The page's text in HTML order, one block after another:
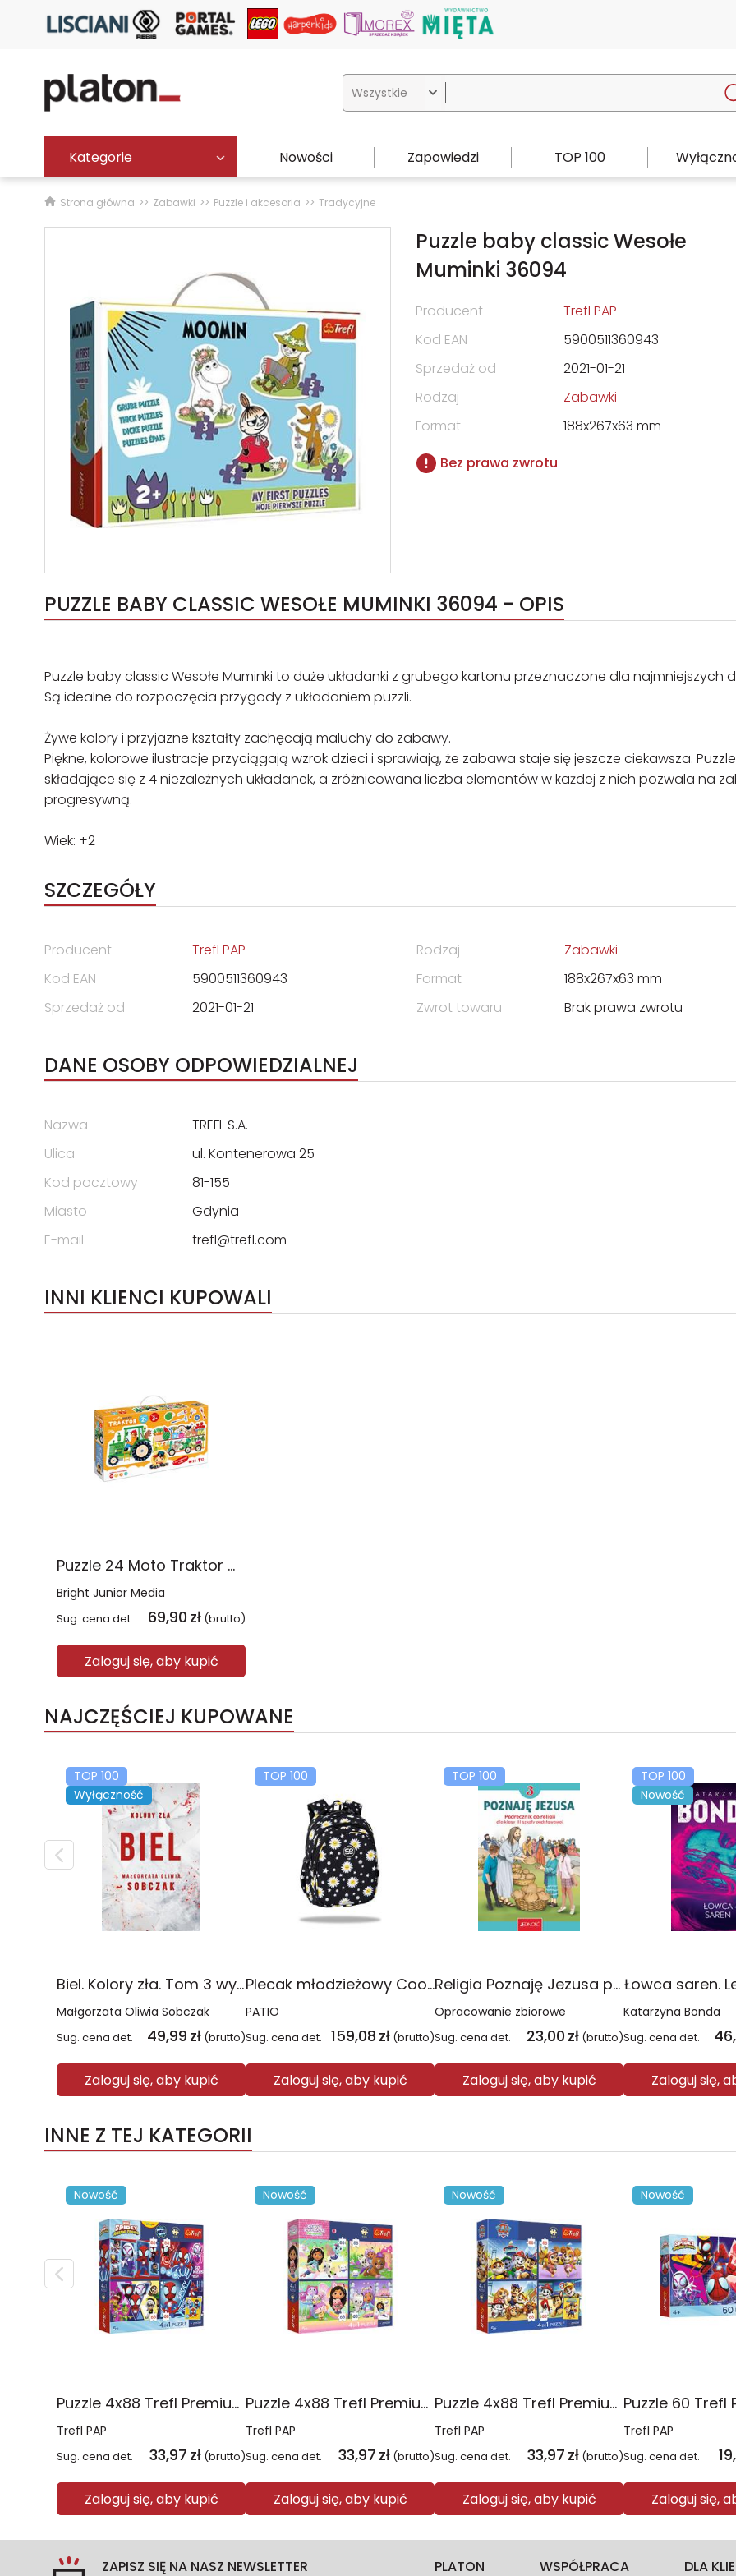

Kategorie Nowości Zapowiedzi TOP 100
Strona główna Zabawki Puzzle i akcesoria Tradycyjne
Puzzle baby classic Wesołe
Muminki 36094
Producent
Trefl PAP
Kod EAN
5900511360943
Sprzedaż od
2021-01-21
Rodzaj
Zabawki
Format
188x267x63 mm
Bez prawa zwrotu
PUZZLE BABY CLASSIC WESOŁE MUMINKI 36094 - OPIS
Puzzle baby classic Wesołe Muminki to duże układanki z grubego kartonu przeznaczone dla najmniejszych
Są idealne do rozpoczęcia przygody z układaniem puzzli.
Żywe kolory i przyjazne kształty zachęcają maluchy do zabawy.
Piękne, kolorowe ilustracje przyciągają wzrok dzieci i sprawiają, że zabawa staje się jeszcze ciekawsza. Puzzle
składające się z 4 niezależnych układanek, a zróżnicowana liczba elementów w każdej z nich pozwala na
progresywną.
Wiek: +2
SZCZEGÓŁY
Producent
Trefl PAP
Kod EAN
5900511360943
Sprzedaż od
2021-01-21
Rodzaj
Zabawki
Format
188x267x63 mm
Zwrot towaru
Brak prawa zwrotu
DANE OSOBY ODPOWIEDZIALNEJ
Nazwa
TREFL S.A.
Ulica
ul. Kontenerowa 25
Kod pocztowy
81-155
Miasto
Gdynia
E-mail
trefl@trefl.com
INNI KLIENCI KUPOWALI
Puzzle 24 Moto Traktor CzuCzu
Bright Junior Media
Sug. cena det. 69,90 zł (brutto)
Zaloguj się, aby kupić
NAJCZĘŚCIEJ KUPOWANE
TOP 100
Wyłączność
Biel. Kolory zła. Tom 3 wyd. 2025
Małgorzata Oliwia Sobczak
Sug. cena det. 49,99 zł (brutto)
Zaloguj się, aby kupić
TOP 100
Plecak młodzieżowy Coolpack Jerry Daisy Black
PATIO
Sug. cena det. 159,08 zł (brutto)
Zaloguj się, aby kupić
TOP 100
Religia Poznaję Jezusa podręcznik dla klasy 3 szkoły podstawowej
Opracowanie zbiorowe
Sug. cena det. 23,00 zł (brutto)
Zaloguj się, aby kupić
TOP 100
Nowość
Łowca saren.
Katarzyna Bonda
Sug. cena det.
Zaloguj się,
INNE Z TEJ KATEGORII
Nowość
Puzzle 4x88 Trefl Premium Plus Kids Pajęczy dzień Spidey 34696
Trefl PAP
Sug. cena det. 33,97 zł (brutto)
Zaloguj się, aby kupić
Nowość
Puzzle 4x88 Trefl Premium Plus Kids Kocie harce Koci Domek Gabi 34694
Trefl PAP
Sug. cena det. 33,97 zł (brutto)
Zaloguj się, aby kupić
Nowość
Puzzle 4x88 Trefl Premium Plus Kids Psia Straż Psi Patrol 34693
Trefl PAP
Sug. cena det. 33,97 zł (brutto)
Zaloguj się, aby kupić
Nowość
Trefl PAP
Sug. cena det.
Zaloguj się,
ZAPISZ SIĘ NA NASZ NEWSLETTER PLATON WSPÓŁPRACA DLA